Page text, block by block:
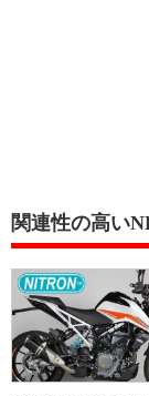
関連性の高い